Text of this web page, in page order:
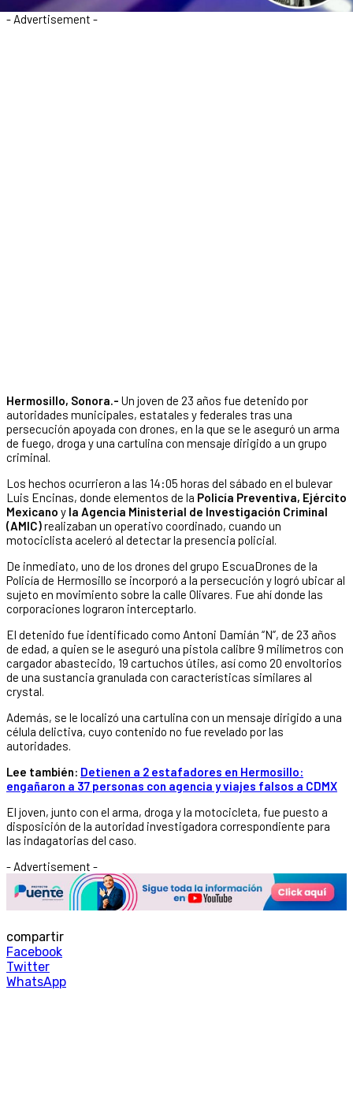
- Advertisement -
Hermosillo, Sonora.- Un joven de 23 años fue detenido por
autoridades municipales, estatales y federales tras una
persecución apoyada con drones, en la que se le aseguró un arma
de fuego, droga y una cartulina con mensaje dirigido a un grupo
criminal.
Los hechos ocurrieron a las 14:05 horas del sábado en el bulevar
Luis Encinas, donde elementos de la Policía Preventiva, Ejército
Mexicano y la Agencia Ministerial de Investigación Criminal
(AMIC)realizaban un operativo coordinado, cuando un
motociclista aceleró al detectar la presencia policial.
De inmediato, uno de los drones del grupo EscuaDrones de la
Policía de Hermosillo se incorporó a la persecución y logró ubicar al
sujeto en movimiento sobre la calle Olivares. Fue ahí donde las
corporaciones lograron interceptarlo.
El detenido fue identificado como Antoni Damián “N”, de 23 años
de edad, a quien se le aseguró una pistola calibre 9 milímetros con
cargador abastecido, 19 cartuchos útiles, así como 20 envoltorios
de una sustancia granulada con características similares al
crystal.
Además, se le localizó una cartulina con un mensaje dirigido a una
célula delictiva, cuyo contenido no fue revelado por las
autoridades.
Lee también: Detienen a 2 estafadores en Hermosillo:
engañaron a 37 personas con agencia y viajes falsos a CDMX
El joven, junto con el arma, droga y la motocicleta, fue puesto a
disposición de la autoridad investigadora correspondiente para
las indagatorias del caso.
- Advertisement -
compartir
Facebook
Twitter
WhatsApp